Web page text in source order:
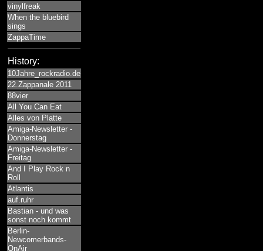
vinylfreak
When the bluebird
sings
ZappaTime
History:
10Jahre_rockradio.de
22.Zappanale 2011
88vier
All You Can Eat
Alles von Platte
Amiga-Newsletter -
Donnerstag
Amiga-Newsletter -
Freitag
And I Play Rock n
Roll
Atlantis
auf.ruhr
Bastian - und was
sonst noch kommt
Berlin-
Newcomerbands-
OnAir